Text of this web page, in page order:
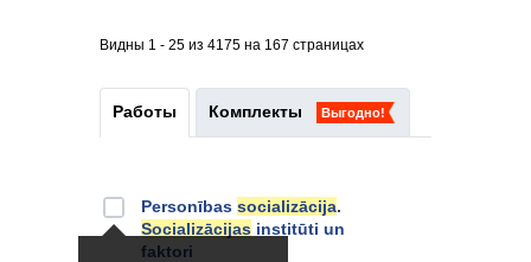
Видны 1 - 25 из 4175 на 167 страницах
Работы Комплекты Выгодно!
Personības socializācija.
Socializācijas institūti un
faktori